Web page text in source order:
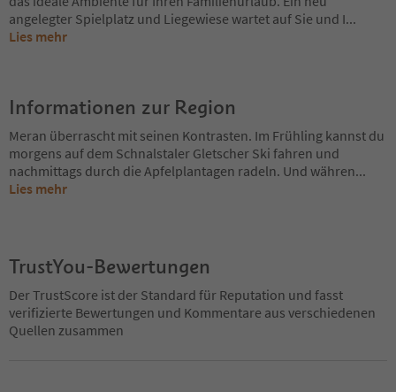
angelegter Spielplatz und Liegewiese wartet auf Sie und I...
Lies mehr
Informationen zur Region
Meran überrascht mit seinen Kontrasten. Im Frühling kannst du
morgens auf dem Schnalstaler Gletscher Ski fahren und
nachmittags durch die Apfelplantagen radeln. Und währen...
Lies mehr
TrustYou-Bewertungen
Der TrustScore ist der Standard für Reputation und fasst
verifizierte Bewertungen und Kommentare aus verschiedenen
Quellen zusammen